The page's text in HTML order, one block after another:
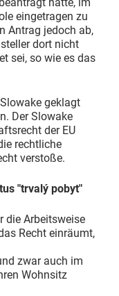
eingetragen zu
Antrag jedoch ab,
dort nicht
sei, so wie es das
geklagt
Der Slowake
der EU
rechtliche
verstoße.
"trvalý pobyt"
die Arbeitsweise
Recht einräumt,
zwar auch im
Wohnsitz